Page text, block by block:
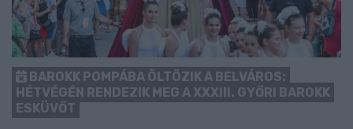
BAROKK POMPÁBA ÖLTÖZIK A BELVÁROS:
HÉTVÉGÉN RENDEZIK MEG A XXXIII. GYŐRI BAROKK
ESKÜVŐT